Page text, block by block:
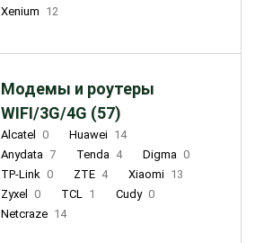
Xenium 12
Модемы и роутеры
WIFI/3G/4G (57)
Alcatel 0 Huawei 14
Anydata 7 Tenda 4 Digma 0
TP-Link 0 ZTE 4 Xiaomi 13
Zyxel
0 TCL 1 Cudy 0
Netcraze 14